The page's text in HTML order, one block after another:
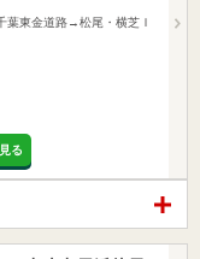
葉東金道路→松尾・横芝Ｉ
る